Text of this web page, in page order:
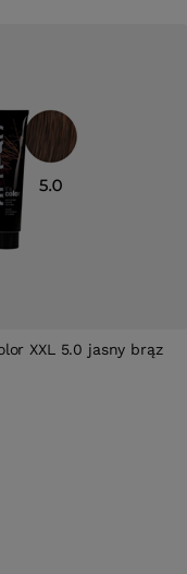
XXL 5.0 jasny brąz